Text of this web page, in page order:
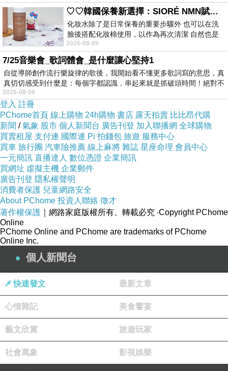
♡♡韓國保養新選擇：SIORÉ NMN賦活泡泡化妝水♡♡
化妝水除了是日常保養的重要步驟外 也可以在洗
臉後搭配化妝棉使用，以作為再次清潔 自然也是
我的保養必備品項 不過，我對於化妝
2026-08-09
7/25音樂會_歌詞體會_是什麼讓心堅持1
自從導師創作流行樂旋律的歌後，我開始看不懂更多歌詞寫的意思，真
真切切感受到什麼是：每個字都認識，串起來就是抓破頭時間！絕對不
2026-08-09
登入 註冊
PChome首頁 線上購物 24h購物 書店 露天拍賣 比比昂代購
新聞 /氣象 股市 個人新聞台 廣告刊登 加入聯播網 全球購物
買賣租屋 支付連 國際連 Pi 拍錢包 旅遊 服務中心
買車 旅行團 汽車險推薦 線上麻將 雜誌 星座命理 會員中心
一元簡訊 直播達人 數位憑證 企業簡訊
買網址 虛擬主機 企業郵件
廣告刊登 隱私權聲明
消費者保護 兒童網路安全
About PChome 投資人聯絡 徵才
著作權保護 ｜網路家庭版權所有、轉載必究 ‧Copyright PChome
Online
PChome Online and PChome are trademarks of PChome
Online Inc.
個人新聞台
快速發文 最新文章
心情雜記 美食饗宴
藝文欣賞 旅遊玩家
社會萬象 影視娛樂